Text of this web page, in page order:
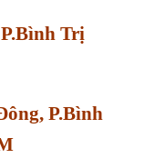
Trị
P.Bình